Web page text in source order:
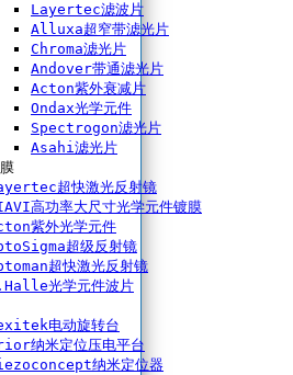
Layertec滤波片
Alluxa超窄带滤光片
Chroma滤光片
Andover带通滤光片
Acton紫外衰减片
Ondax光学元件
Spectrogon滤光片
Asahi滤光片
超快激光反射镜
高功率大尺寸光学元件镀膜
紫外光学元件
超级反射镜
超快激光反射镜
光学元件波片
电动旋转台
纳米定位压电平台
纳米定位器